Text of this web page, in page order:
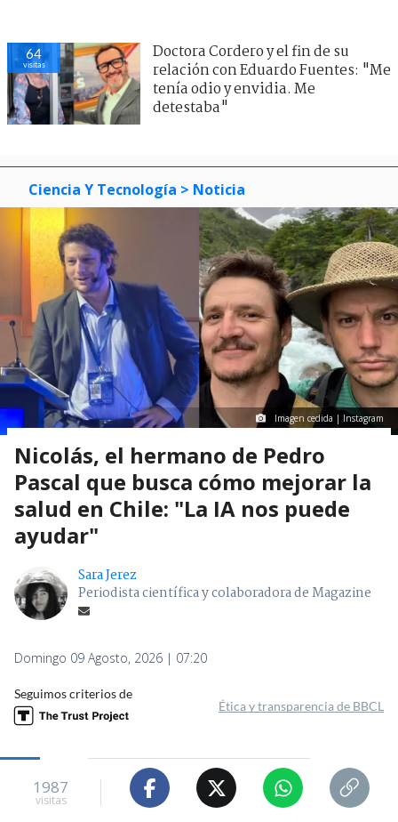
64
visitas
Doctora Cordero y el fin de su
relación con Eduardo Fuentes: "Me
tenía odio y envidia. Me
detestaba"
Ciencia Y Tecnología > Noticia
Imagen cedida | Instagram
Nicolás, el hermano de Pedro
Pascal que busca cómo mejorar la
salud en Chile: "La IA nos puede
ayudar"
Sara Jerez
Periodista científica y colaboradora de Magazine
Domingo 09 Agosto, 2026 | 07:20
Seguimos criterios de
Ética y transparencia de BBCL
1987
visitas